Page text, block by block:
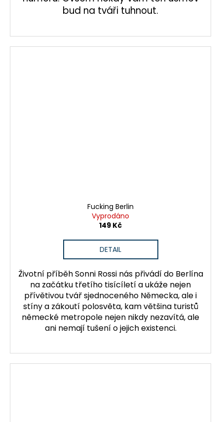
bud na tváři tuhnout.
Fucking Berlin
Vyprodáno
149 Kč
DETAIL
Životní příběh Sonni Rossi nás přivádí do Berlína
na začátku třetího tisícíletí a ukáže nejen
přívětivou tvář sjednoceného Německa, ale i
stíny a zákoutí polosvěta, kam většina turistů
německé metropole nejen nikdy nezavítá, ale
ani nemají tušení o jejich existenci.